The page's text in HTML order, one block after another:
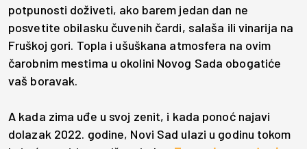
potpunosti doživeti, ako barem jedan dan ne
posvetite obilasku čuvenih čardi, salaša ili vinarija na
Fruškoj gori. Topla i ušuškana atmosfera na ovim
čarobnim mestima u okolini Novog Sada obogatiće
vaš boravak.
A kada zima uđe u svoj zenit, i kada ponoć najavi
dolazak 2022. godine, Novi Sad ulazi u godinu tokom